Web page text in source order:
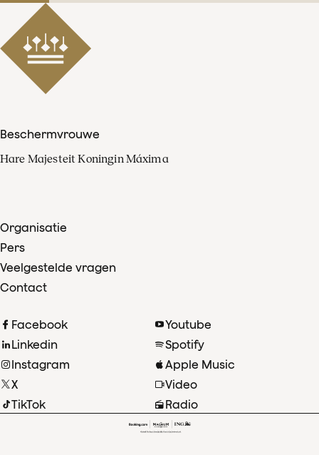
Beschermvrouwe
Hare Majesteit Koningin Máxima
Organisatie
Pers
Veelgestelde vragen
Contact
Facebook
Linkedin
Instagram
X
TikTok
Youtube
Spotify
Apple Music
Video
Radio